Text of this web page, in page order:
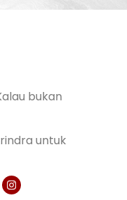
bukan
untuk